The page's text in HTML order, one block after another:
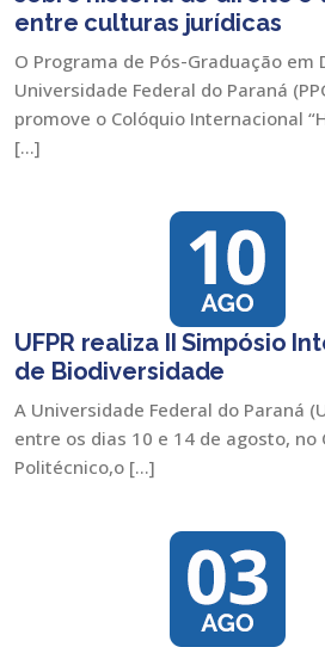
entre culturas jurídicas
O Programa de Pós-Graduação em
Universidade Federal do Paraná
promove o Colóquio Internacional
[…]
UFPR realiza II Simpósio
de Biodiversidade
A Universidade Federal do Paraná
entre os dias 10 e 14 de agosto, no
Politécnico,o […]